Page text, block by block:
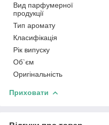
Вид парфумерної
продукції
Тип аромату
Класифікація
Рік випуску
Об`єм
Оригінальність
Приховати